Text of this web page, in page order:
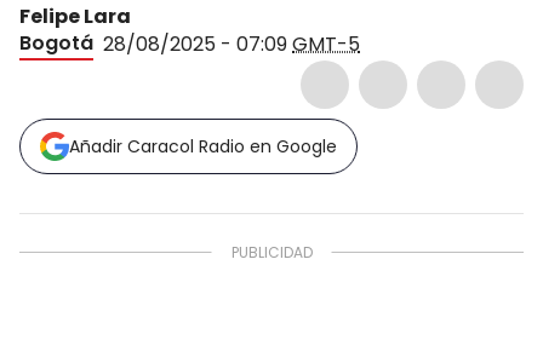
Felipe Lara
Bogotá 28/08/2025 - 07:09GMT-5
Añadir Caracol Radio en Google